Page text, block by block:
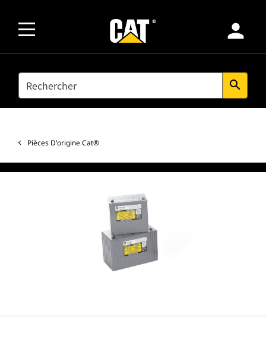
person
SEARCH search
Pièces D'origine Cat®